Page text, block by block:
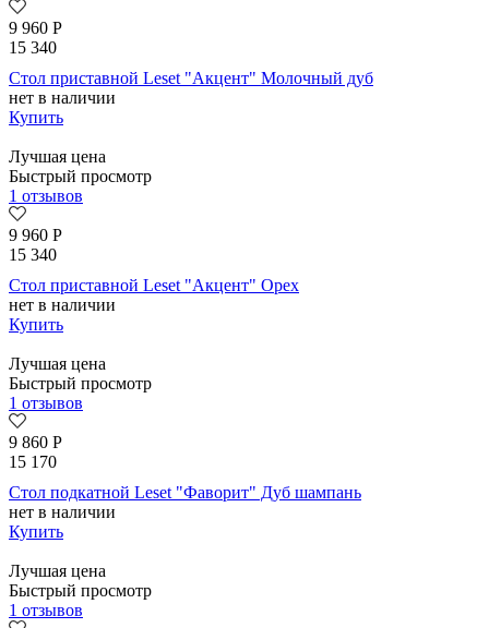
9 960 Р
15 340
Стол приставной Leset "Акцент" Молочный дуб
нет в наличии
Купить
Лучшая цена
Быстрый просмотр
1 отзывов
9 960 Р
15 340
Стол приставной Leset "Акцент" Орех
нет в наличии
Купить
Лучшая цена
Быстрый просмотр
1 отзывов
9 860 Р
15 170
Стол подкатной Leset "Фаворит" Дуб шампань
нет в наличии
Купить
Лучшая цена
Быстрый просмотр
1 отзывов